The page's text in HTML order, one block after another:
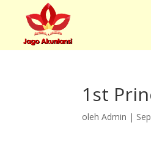
1st
olehAdmin |